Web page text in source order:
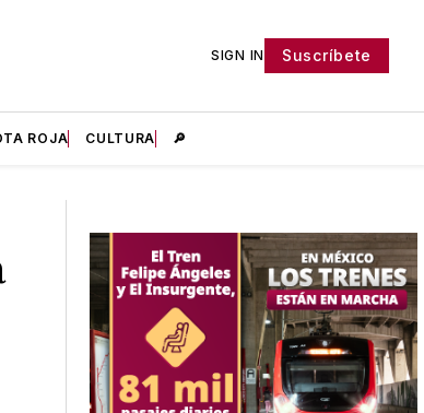
SIGN IN Suscríbete
ROJA CULTURA 🔎